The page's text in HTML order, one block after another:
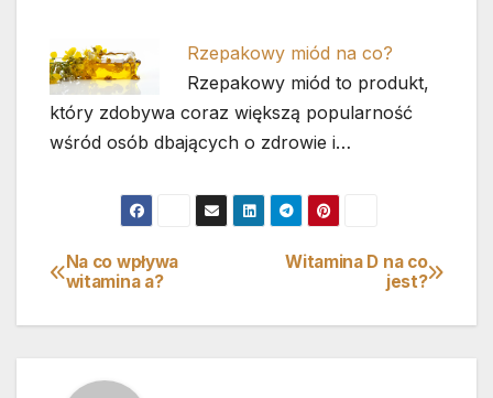
Rzepakowy miód na co?
Rzepakowy miód to produkt,
który zdobywa coraz większą popularność
wśród osób dbających o zdrowie i…
Nawigacja
wpisu
Witamina D na co
jest?
Na co wpływa
witamina a?